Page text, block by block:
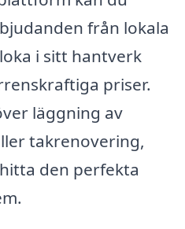
från lokala
i sitt hantverk
priser.
läggning av
takrenovering,
den perfekta